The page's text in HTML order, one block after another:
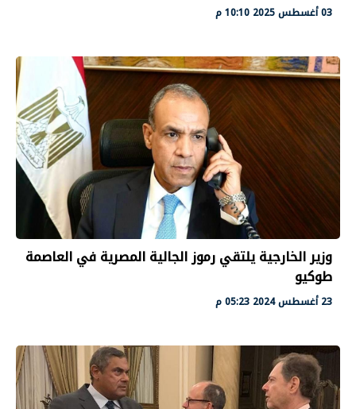
03 أغسطس 2025 10:10 م
وزير الخارجية يلتقي رموز الجالية المصرية في العاصمة
طوكيو
23 أغسطس 2024 05:23 م